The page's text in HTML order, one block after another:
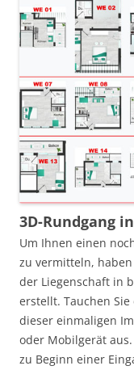
3D-Rundgang
Um Ihnen einen
zu vermitteln,
der Liegenschaft in
erstellt. Tauchen
dieser einmaligen
oder Mobilgerät
zu Beginn einer